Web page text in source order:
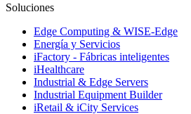
Soluciones
Edge Computing & WISE-Edge
Energía y Servicios
iFactory - Fábricas inteligentes
iHealthcare
Industrial & Edge Servers
Industrial Equipment Builder
iRetail & iCity Services